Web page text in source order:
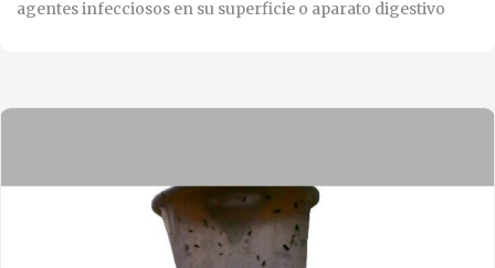
agentes infecciosos en su superficie o aparato digestivo